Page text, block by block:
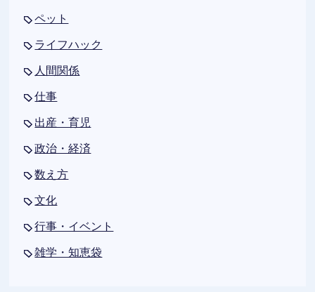
ペット
ライフハック
人間関係
仕事
出産・育児
政治・経済
数え方
文化
行事・イベント
雑学・知恵袋